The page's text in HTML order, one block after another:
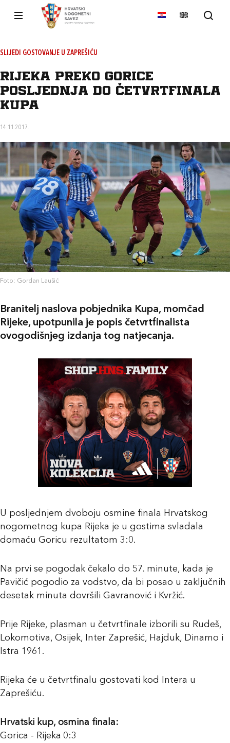
SLIJEDI GOSTOVANJE U ZAPREŠIĆU
Rijeka preko Gorice
posljednja do četvrtfinala
Kupa
14.11.2017.
Foto: Gordan Laušić
Branitelj naslova pobjednika Kupa, momčad
Rijeke, upotpunila je popis četvrtfinalista
ovogodišnjeg izdanja tog natjecanja.
U posljednjem dvoboju osmine finala Hrvatskog
nogometnog kupa Rijeka je u gostima svladala
domaću Goricu rezultatom 3:0.
Na prvi se pogodak čekalo do 57. minute, kada je
Pavičić pogodio za vodstvo, da bi posao u zaključnih
desetak minuta dovršili Gavranović i Kvržić.
Prije Rijeke, plasman u četvrtfinale izborili su Rudeš,
Lokomotiva, Osijek, Inter Zaprešić, Hajduk, Dinamo i
Istra 1961.
Rijeka će u četvrtfinalu gostovati kod Intera u
Zaprešiću.
Hrvatski kup, osmina finala:
Gorica - Rijeka 0:3